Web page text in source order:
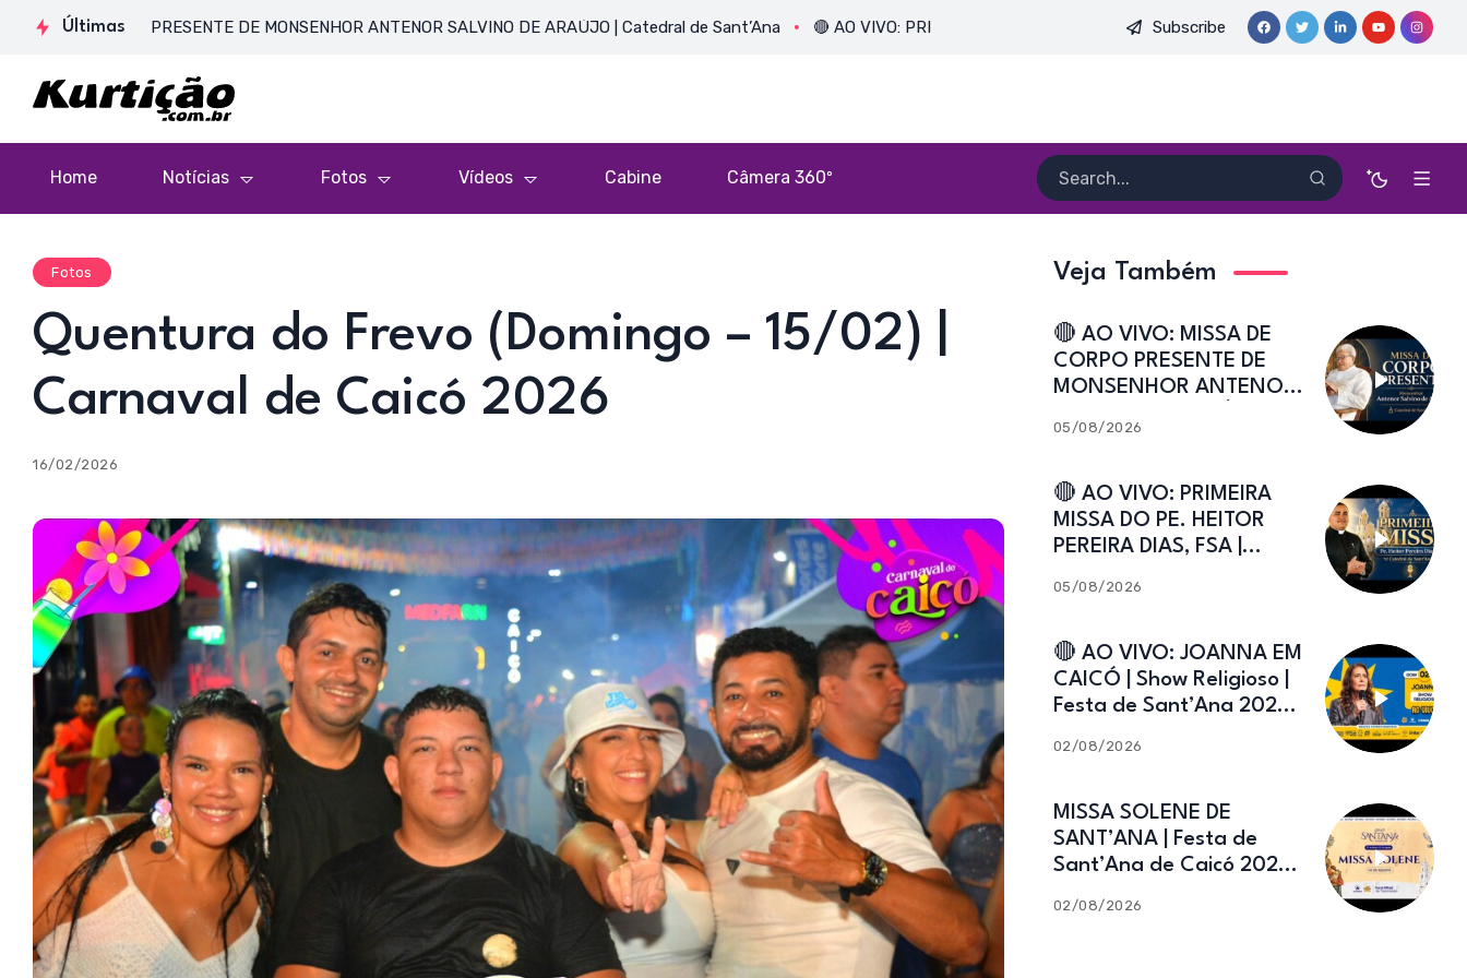
Últimas
DE CORPO PRESENTE DE MONSENHOR ANTENOR SALVINO DE ARAÚJO | Catedral de Sant’Ana 🔴 AO VIVO: PRIMEIRA MISSA DO PE. HEITOR PEREIRA DIAS, FSA | Catedral de Sant’Ana |
Subscribe
Home Notícias Fotos Vídeos Cabine Câmera 360º
Fotos
Quentura do Frevo (Domingo – 15/02) |
Carnaval de Caicó 2026
16/02/2026
Veja Também
🔴 AO VIVO: MISSA DE
CORPO PRESENTE DE
MONSENHOR ANTENOR
Catedral de Sant’Ana
05/08/2026
🔴 AO VIVO: PRIMEIRA
MISSA DO PE. HEITOR
PEREIRA DIAS, FSA |
Caicó-RN
05/08/2026
🔴 AO VIVO: JOANNA EM
CAICÓ | Show Religioso |
Festa de Sant’Ana 2026 |
02/08/2026
MISSA SOLENE DE
SANT’ANA | Festa de
Sant’Ana de Caicó 2026 |
02/08/2026